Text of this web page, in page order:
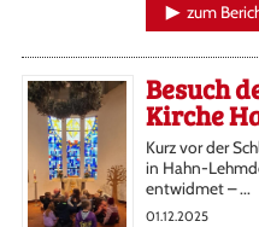
zum
Besuch
Kirche
Kurz vor der
in Hahn-
entwidmet – ...
01.12.2025